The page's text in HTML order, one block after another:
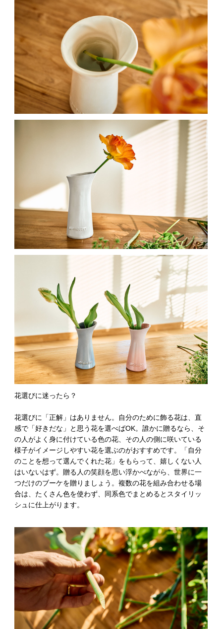
花選びに迷ったら？
花選びに「正解」はありません。自分のために飾る花は、直
感で「好きだな」と思う花を選べばOK。誰かに贈るなら、そ
の人がよく身に付けている色の花、その人の側に咲いている
様子がイメージしやすい花を選ぶのがおすすめです。「自分
のことを想って選んでくれた花」をもらって、嬉しくない人
はいないはず。贈る人の笑顔を思い浮かべながら、世界に一
つだけのブーケを贈りましょう。複数の花を組み合わせる場
合は、たくさん色を使わず、同系色でまとめるとスタイリッ
シュに仕上がります。